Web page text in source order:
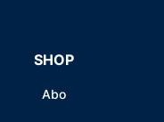
SHOP
Abo